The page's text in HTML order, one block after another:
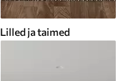
Lilled ja taimed